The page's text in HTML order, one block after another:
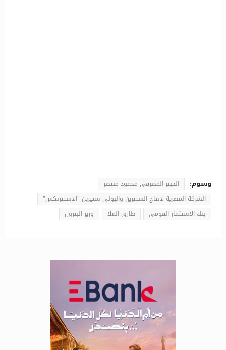
وسوم:
الخبير المصرفي محمود منتصر
الشركة المصرية لانتاج الستيرين والبولي ستيرين "الاستيرنكس"
بنك الاستثمار القومي
طارق الملا وزير البترول